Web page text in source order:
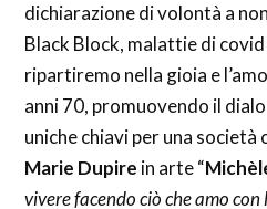
dichiarazione di volontà a
Black Block, malattie di
ripartiremo nella gioia e
anni 70, promuovendo il
uniche chiavi per una società
Marie Dupire in arte “
vivere facendo ciò che amo